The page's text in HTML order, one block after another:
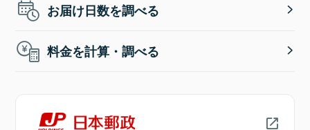
お届け日数を調べる
料金を計算・調べる